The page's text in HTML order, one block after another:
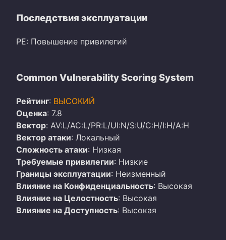
Последствия эксплуатации
PE: Повышение привилегий
Common Vulnerability Scoring System
Рейтинг: ВЫСОКИЙ
Оценка: 7.8
Вектор: AV:L/AC:L/PR:L/UI:N/S:U/C:H/I:H/A:H
Вектор атаки: Локальный
Сложность атаки: Низкая
Требуемые привилегии: Низкие
Границы эксплуатации: Неизменный
Влияние на Конфиденциальность: Высокая
Влияние на Целостность: Высокая
Влияние на Доступность: Высокая